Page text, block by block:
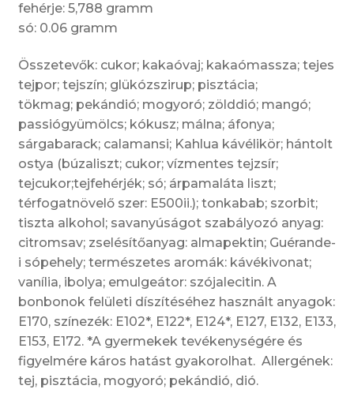
fehérje: 5,788 gramm
só: 0.06 gramm
Összetevők: cukor; kakaóvaj; kakaómassza; tejes
tejpor; tejszín; glükózszirup; pisztácia;
tökmag; pekándió; mogyoró; zölddió; mangó;
passiógyümölcs; kókusz; málna; áfonya;
sárgabarack; calamansi; Kahlua kávélikör; hántolt
ostya (búzaliszt; cukor; vízmentes tejzsír;
tejcukor;tejfehérjék; só; árpamaláta liszt;
térfogatnövelő szer: E500ii.); tonkabab; szorbit;
tiszta alkohol; savanyúságot szabályozó anyag:
citromsav; zselésítőanyag: almapektin; Guérande-
i sópehely; természetes aromák: kávékivonat;
vanília, ibolya; emulgeátor: szójalecitin. A
bonbonok felületi díszítéséhez használt anyagok:
E170, színezék: E102*, E122*, E124*, E127, E132, E133,
E153, E172. *A gyermekek tevékenységére és
figyelmére káros hatást gyakorolhat. Allergének:
tej, pisztácia, mogyoró; pekándió, dió.